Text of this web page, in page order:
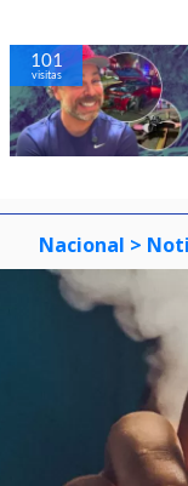
101
visitas
Nacional >